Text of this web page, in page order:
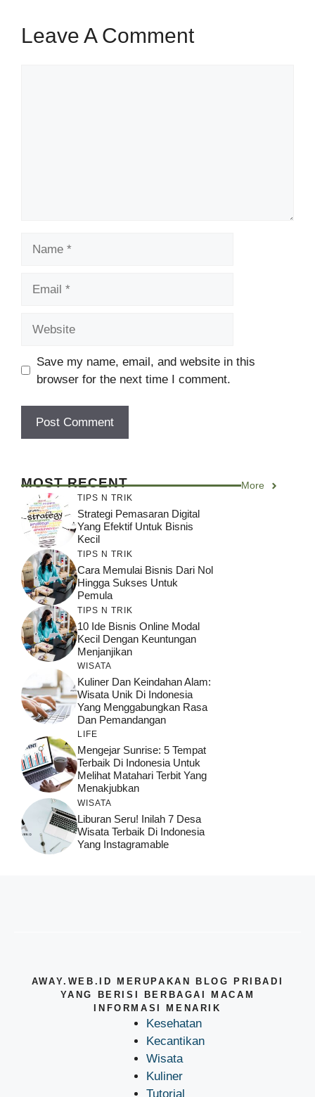
Leave A Comment
Save my name, email, and website in this
browser for the next time I comment.
MOST RECENT More
TIPS N TRIK
Strategi Pemasaran Digital
Yang Efektif Untuk Bisnis
Kecil
TIPS N TRIK
Cara Memulai Bisnis Dari Nol
Hingga Sukses Untuk
Pemula
TIPS N TRIK
10 Ide Bisnis Online Modal
Kecil Dengan Keuntungan
Menjanjikan
WISATA
Kuliner Dan Keindahan Alam:
Wisata Unik Di Indonesia
Yang Menggabungkan Rasa
Dan Pemandangan
LIFE
Mengejar Sunrise: 5 Tempat
Terbaik Di Indonesia Untuk
Melihat Matahari Terbit Yang
Menakjubkan
WISATA
Liburan Seru! Inilah 7 Desa
Wisata Terbaik Di Indonesia
Yang Instagramable
AWAY.WEB.ID MERUPAKAN BLOG PRIBADI
YANG BERISI BERBAGAI MACAM
INFORMASI MENARIK
Kesehatan
Kecantikan
Wisata
Kuliner
Tutorial